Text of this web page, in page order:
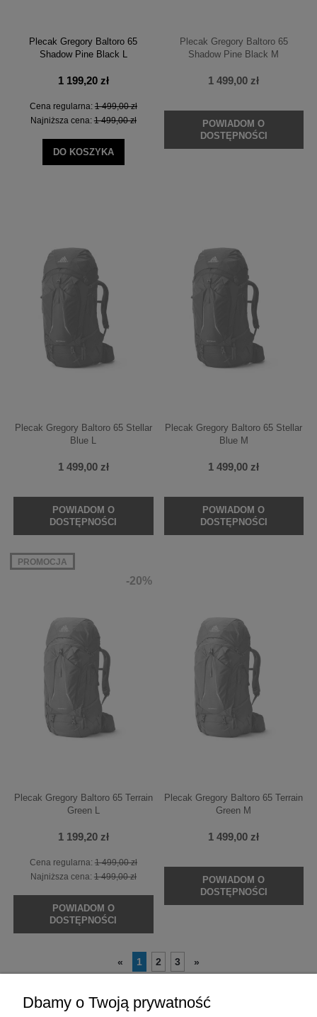
Plecak Gregory Baltoro 65
Shadow Pine Black L
1 199,20 zł
Cena regularna:1 499,00 zł
Najniższa cena:1 499,00 zł
DO KOSZYKA
Plecak Gregory Baltoro 65
Shadow Pine Black M
1 499,00 zł
POWIADOM O
DOSTĘPNOŚCI
Plecak Gregory Baltoro 65 Stellar
Blue L
1 499,00 zł
POWIADOM O
DOSTĘPNOŚCI
Plecak Gregory Baltoro 65 Stellar
Blue M
1 499,00 zł
POWIADOM O
DOSTĘPNOŚCI
-20%
Plecak Gregory Baltoro 65 Terrain
Green L
1 199,20 zł
Cena regularna: 1 499,00 zł
Najniższa cena: 1 499,00 zł
POWIADOM O
DOSTĘPNOŚCI
PROMOCJA
Plecak Gregory Baltoro 65 Terrain
Green M
1 499,00 zł
POWIADOM O
DOSTĘPNOŚCI
« 1 2 3 »
Dbamy o Twoją prywatność